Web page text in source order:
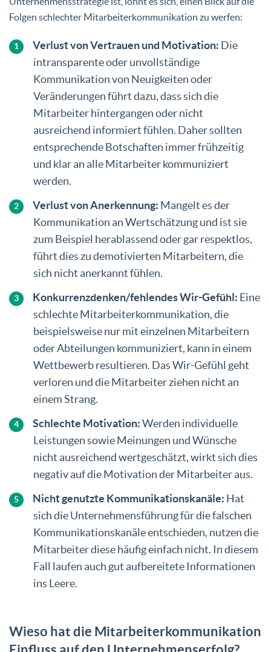
Folgen schlechter Mitarbeiterkommunikation zu werfen:
Verlust von Vertrauen und Motivation: Die
intransparente oder unvollständige
Kommunikation von Neuigkeiten oder
Veränderungen führt dazu, dass sich die
Mitarbeiter hintergangen oder nicht
ausreichend informiert fühlen. Daher sollten
entsprechende Botschaften immer frühzeitig
und klar an alle Mitarbeiter kommuniziert
werden.
Verlust von Anerkennung: Mangelt es der
Kommunikation an Wertschätzung und ist sie
zum Beispiel herablassend oder gar respektlos,
führt dies zu demotivierten Mitarbeitern, die
sich nicht anerkannt fühlen.
Konkurrenzdenken/fehlendes Wir-Gefühl: Eine
schlechte Mitarbeiterkommunikation, die
beispielsweise nur mit einzelnen Mitarbeitern
oder Abteilungen kommuniziert, kann in einem
Wettbewerb resultieren. Das Wir-Gefühl geht
verloren und die Mitarbeiter ziehen nicht an
einem Strang.
Schlechte Motivation:Werden individuelle
Leistungen sowie Meinungen und Wünsche
nicht ausreichend wertgeschätzt, wirkt sich dies
negativ auf die Motivation der Mitarbeiter aus.
Nicht genutzte Kommunikationskanäle: Hat
sich die Unternehmensführung für die falschen
Kommunikationskanäle entschieden, nutzen die
Mitarbeiter diese häufig einfach nicht. In diesem
Fall laufen auch gut aufbereitete Informationen
ins Leere.
Wieso hat die Mitarbeiterkommunikation